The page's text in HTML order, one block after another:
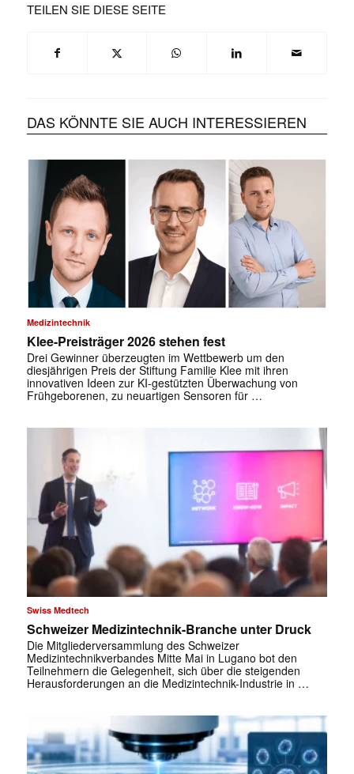
TEILEN SIE DIESE SEITE
DAS KÖNNTE SIE AUCH INTERESSIEREN
Medizintechnik
Klee-Preisträger 2026 stehen fest
Drei Gewinner überzeugten im Wettbewerb um den
diesjährigen Preis der Stiftung Familie Klee mit ihren
innovativen Ideen zur KI-gestützten Überwachung von
Frühgeborenen, zu neuartigen Sensoren für …
Swiss Medtech
Schweizer Medizintechnik-Branche unter Druck
Die Mitgliederversammlung des Schweizer
Medizintechnikverbandes Mitte Mai in Lugano bot den
Teilnehmern die Gelegenheit, sich über die steigenden
Herausforderungen an die Medizintechnik-Industrie in …